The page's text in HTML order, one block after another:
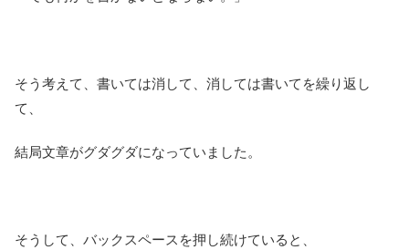
そう考えて、書いては消して、消しては書いてを繰り返し
て、
結局文章がグダグダになっていました。
そうして、バックスペースを押し続けていると、